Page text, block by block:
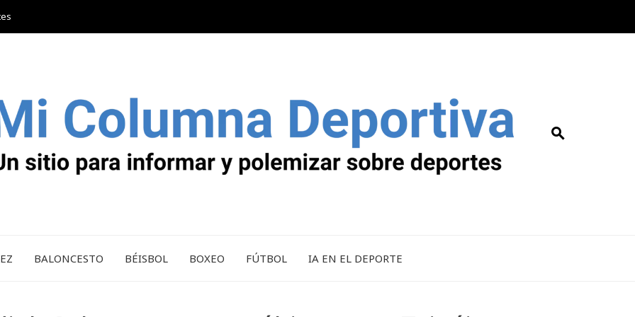
BALONCESTO BÉISBOL BOXEO FÚTBOL IA EN EL DEPORTE